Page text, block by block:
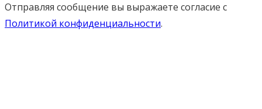
Отправляя сообщение вы выражаете согласие с
Политикой конфиденциальности.